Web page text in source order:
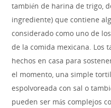
también de harina de trigo,
ingrediente) que contiene
considerado como uno de
de la comida mexicana. Los
hechos en casa para
el momento, una simple
espolvoreada con sal o
pueden ser más complejos